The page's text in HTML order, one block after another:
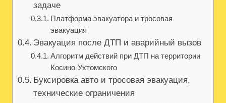
задаче
Платформа эвакуатора и тросовая
эвакуация
Эвакуация после ДТП и аварийный вызов
Алгоритм действий при ДТП на территории
Косино-Ухтомского
Буксировка авто и тросовая эвакуация,
технические ограничения